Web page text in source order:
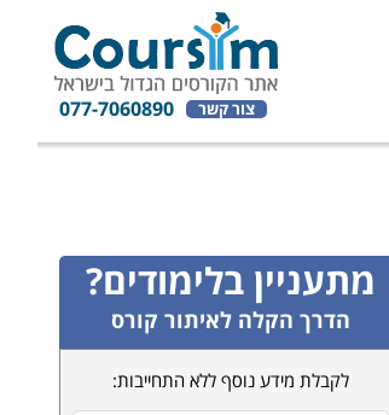
צור קשר 077-7060890
מתעניין בלימודים?
הדרך הקלה לאיתור קורס
לקבלת מידע נוסף ללא התחייבות: